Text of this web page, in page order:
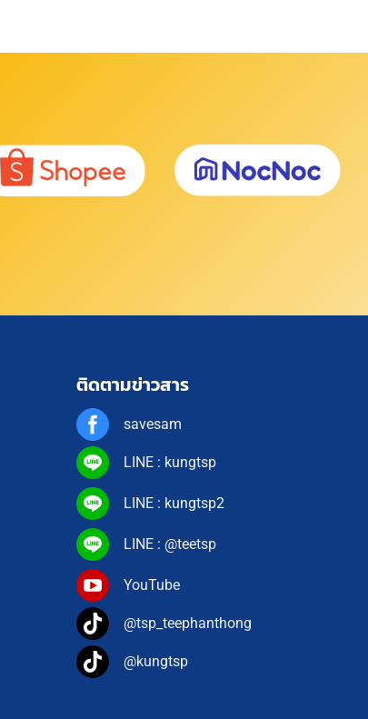
ติดตามข่าวสาร
savesam
LINE : kungtsp
LINE : kungtsp2
LINE : @teetsp
YouTube
@tsp_teephanthong
@kungtsp